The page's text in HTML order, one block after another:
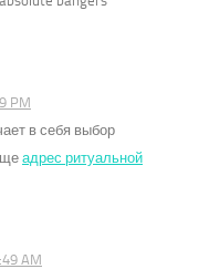
PM
в себя выбор
адрес ритуальной
AM